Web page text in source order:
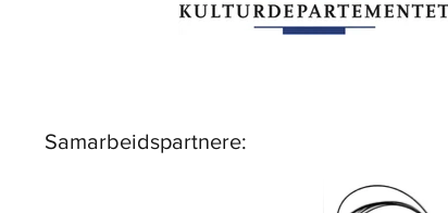
Samarbeidspartnere: